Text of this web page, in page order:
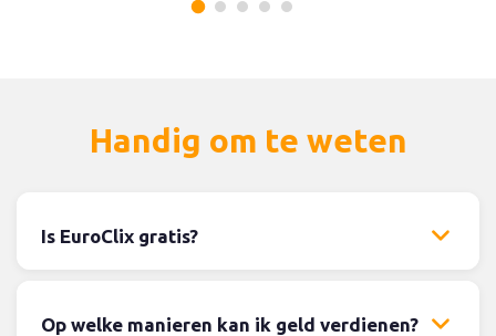
Handig om te weten
Is EuroClix gratis?
Op welke manieren kan ik geld verdienen?